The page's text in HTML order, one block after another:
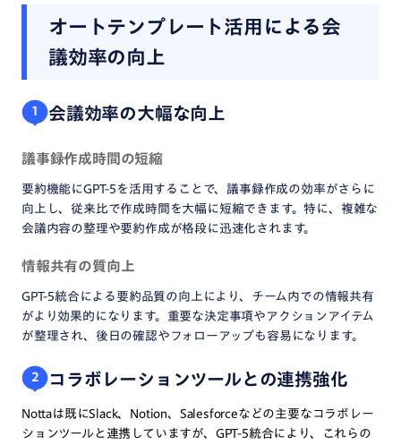
オートテンプレート活用による会
議効率の向上
1 会議効率の大幅な向上
議事録作成時間の短縮
要約機能にGPT-5を活用することで、議事録作成の効率がさらに
向上し、従来比で作成時間を大幅に短縮できます。特に、複雑な
会議内容の整理や要約作成が格段に迅速化されます。
情報共有の質向上
GPT-5統合による要約品質の向上により、チーム内での情報共有
がより効果的になります。重要な決定事項やアクションアイテム
が整理され、後日の確認やフォローアップも容易になります。
2 コラボレーションツールとの連携強化
Nottaは既にSlack、Notion、Salesforceなどの主要なコラボレー
ションツールと連携していますが、GPT-5統合により、これらの